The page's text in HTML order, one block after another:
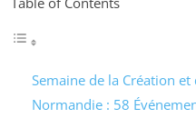
Semaine de la Création et
Normandie : 58